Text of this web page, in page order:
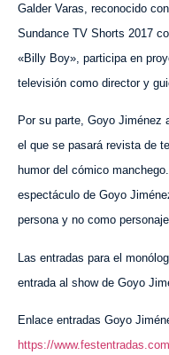
Galder Varas, reconocido
Sundance TV Shorts 2017
«Billy Boy», participa en
televisión como director y
Por su parte, Goyo Jiménez
el que se pasará revista de
humor del cómico
espectáculo de Goyo
persona y no como
Las entradas para el
entrada al show de Goyo
Enlace entradas Goyo
https://